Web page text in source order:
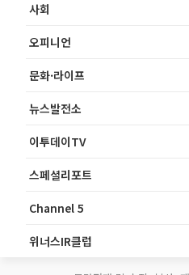
사회
오피니언
문화·라이프
뉴스발전소
이투데이TV
스페셜리포트
Channel 5
위너스IR클럽